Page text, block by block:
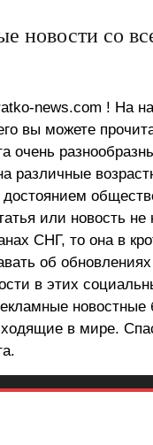
новости со
news.com ! На
вы можете
очень
различные
или новость
СНГ, то она в
об
в этих
новостные
в мире.